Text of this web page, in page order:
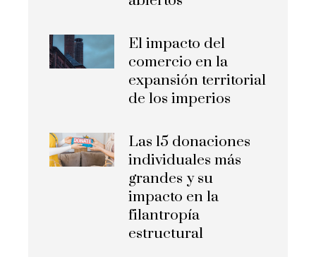
El impacto del
comercio en la
expansión territorial
de los imperios
Las 15 donaciones
individuales más
grandes y su
impacto en la
filantropía
estructural